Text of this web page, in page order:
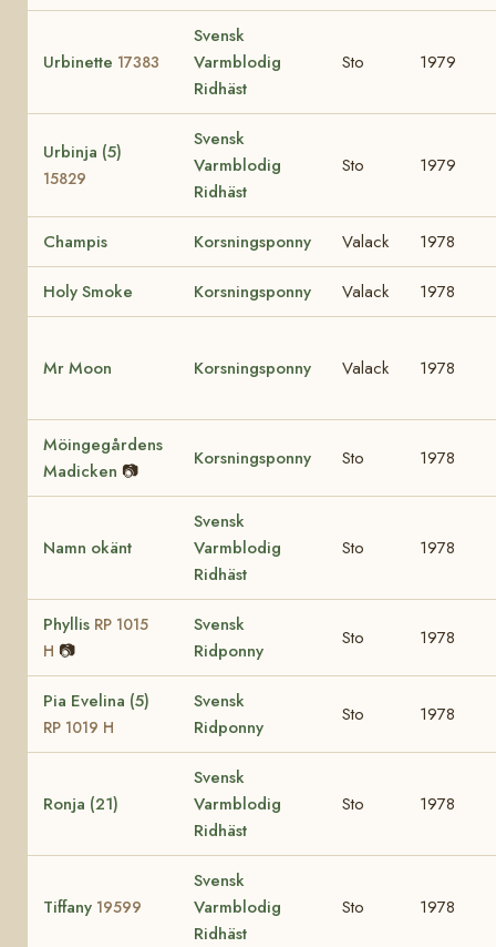
Urbinette 17383
Svensk
Varmblodig
Ridhäst
Sto 1979
Urbinja (5)
15829
Svensk
Varmblodig
Ridhäst
Sto 1979
Champis Korsningsponny Valack 1978
Holy Smoke Korsningsponny Valack 1978
Mr Moon Korsningsponny Valack 1978
Möingegårdens
Madicken 📷
Korsningsponny Sto 1978
Namn okänt
Svensk
Varmblodig
Ridhäst
Sto 1978
Phyllis RP 1015
H 📷
Svensk
Ridponny
Sto 1978
Pia Evelina (5)
RP 1019 H
Svensk
Ridponny
Sto 1978
Ronja (21)
Svensk
Varmblodig
Ridhäst
Sto 1978
Tiffany 19599
Svensk
Varmblodig
Ridhäst
Sto 1978